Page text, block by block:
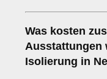
Was kosten
Ausstattungen
Isolierung in